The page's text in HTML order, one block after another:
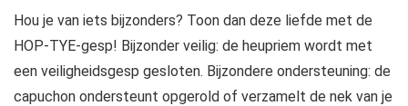
Hou je van iets bijzonders? Toon dan deze liefde met de
HOP-TYE-gesp! Bijzonder veilig: de heupriem wordt met
een veiligheidsgesp gesloten. Bijzondere ondersteuning: de
capuchon ondersteunt opgerold of verzamelt de nek van je